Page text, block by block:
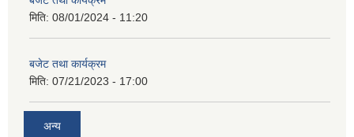
मिति: 08/01/2024 - 11:20
बजेट तथा कार्यक्रम
मिति: 07/21/2023 - 17:00
अन्य